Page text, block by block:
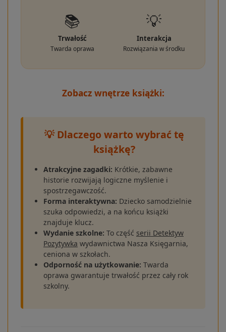
📚
Trwałość
Twarda oprawa
💡
Interakcja
Rozwiązania w środku
Zobacz wnętrze książki:
💡 Dlaczego warto wybrać tę
książkę?
Atrakcyjne zagadki: Krótkie, zabawne
historie rozwijają logiczne myślenie i
spostrzegawczość.
Forma interaktywna: Dziecko samodzielnie
szuka odpowiedzi, a na końcu książki
znajduje klucz.
Wydanie szkolne: To część serii Detektyw
Pozytywka wydawnictwa Nasza Księgarnia,
ceniona w szkołach.
Odporność na użytkowanie: Twarda
oprawa gwarantuje trwałość przez cały rok
szkolny.